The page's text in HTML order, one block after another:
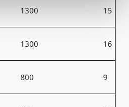
1300 15
1300 16
800 9